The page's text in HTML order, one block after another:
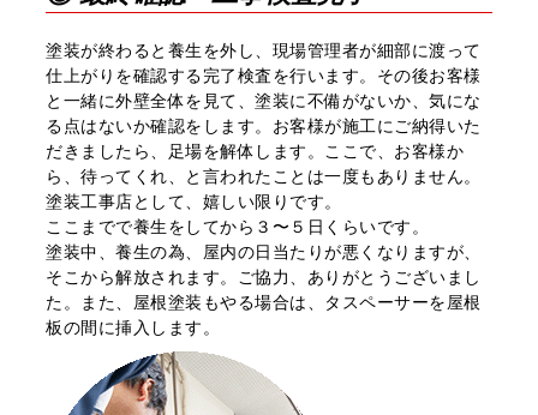
塗装が終わると養⽣を外し、現場管理者が細部に渡って
仕上がりを確認する完了検査を⾏います。その後お客様
と⼀緒に外壁全体を⾒て、塗装に不備がないか、気にな
る点はないか確認をします。お客様が施⼯にご納得いた
だきましたら、⾜場を解体します。ここで、お客様か
ら、待ってくれ、と言われたことは⼀度もありません。
塗装⼯事店として、嬉しい限りです。
ここまでで養⽣をしてから３〜５日くらいです。
塗装中、養⽣の為、屋内の日当たりが悪くなりますが、
そこから解放されます。ご協⼒、ありがとうございまし
た。また、屋根塗装もやる場合は、タスペーサーを屋根
板の間に挿⼊します。